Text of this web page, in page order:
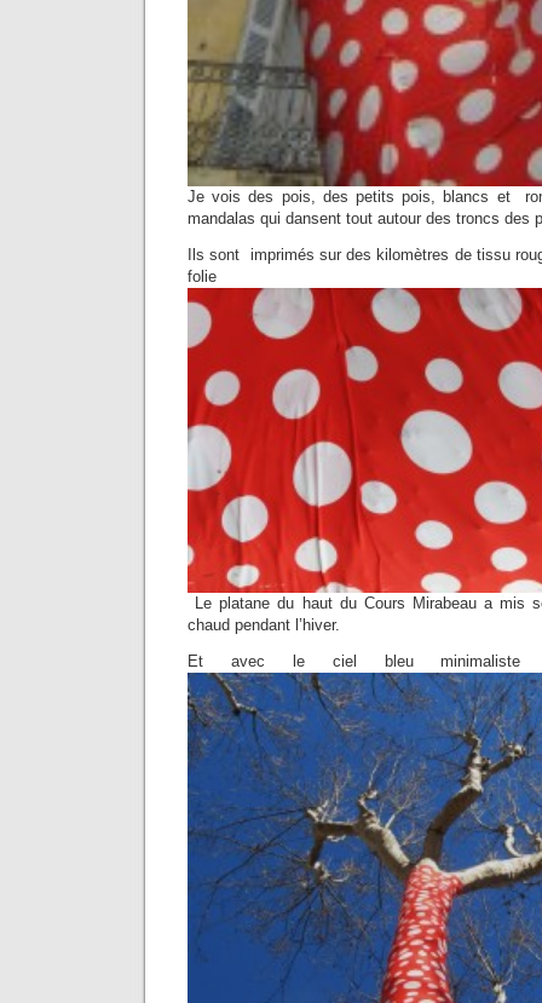
Je vois des pois, des petits pois, blancs et
mandalas qui dansent tout autour des troncs des
Ils sont imprimés sur des kilomètres de tissu
folie
Le platane du haut du Cours Mirabeau a mis
chaud pendant l’hiver.
Et avec le ciel bleu minimaliste